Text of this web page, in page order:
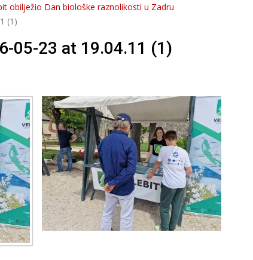
obilježio Dan biološke raznolikosti u Zadru
(1)
05-23 at 19.04.11 (1)